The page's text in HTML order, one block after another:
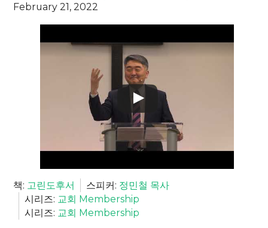
SHARE
February 21, 2022
책: 고린도후서 스피커: 정민철 목사
시리즈: 교회 Membership
시리즈: 교회 Membership